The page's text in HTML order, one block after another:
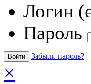
Логин
Пароль
Забыли пароль?
×